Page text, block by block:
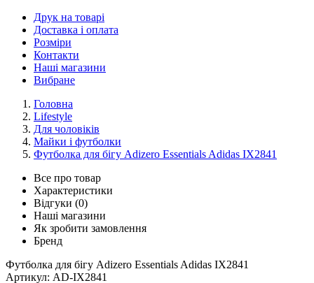
Друк на товарі
Доставка і оплата
Розміри
Контакти
Наші магазини
Вибране
Головна
Lifestyle
Для чоловіків
Майки і футболки
Футболка для бігу Adizero Essentials Adidas IX2841
Все про товар
Характеристики
Відгуки (0)
Наші магазини
Як зробити замовлення
Бренд
Футболка для бігу Adizero Essentials Adidas IX2841
Артикул: AD-IX2841